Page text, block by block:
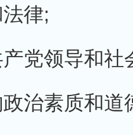
律;
党领导和社
治素质和道